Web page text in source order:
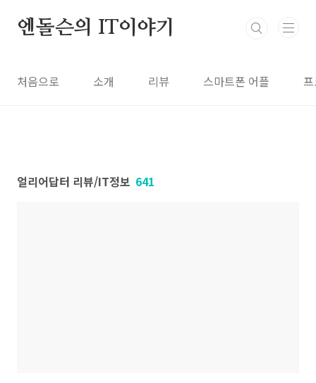
엔돌슨의 IT이야기
처음으로 소개 리뷰 스마트폰 어플
얼리어답터 리뷰/IT정보 641